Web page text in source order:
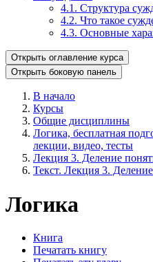
4.1. Структура
4.2. Что такое
4.3. Основные
Открыть оглавление курса
Открыть боковую панель
В начало
Курсы
Общие дисциплины
Логика, бесплатная
лекции, видео, тесты
Лекция 3. Деление
Текст. Лекция 3.
Логика
Книга
Печатать книгу